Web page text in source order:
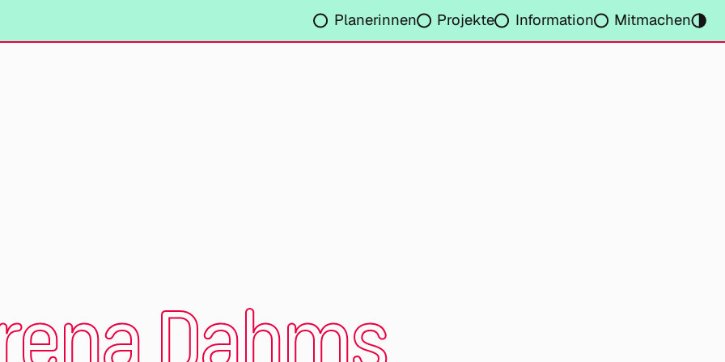
Planerinnen Projekte Information Mitmachen